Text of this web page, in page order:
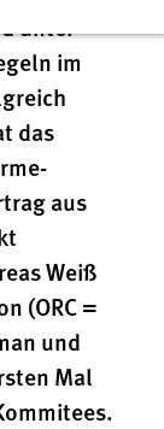
unter
im
das
aus
Weiß
(ORC =
und
Mal
Funktion der